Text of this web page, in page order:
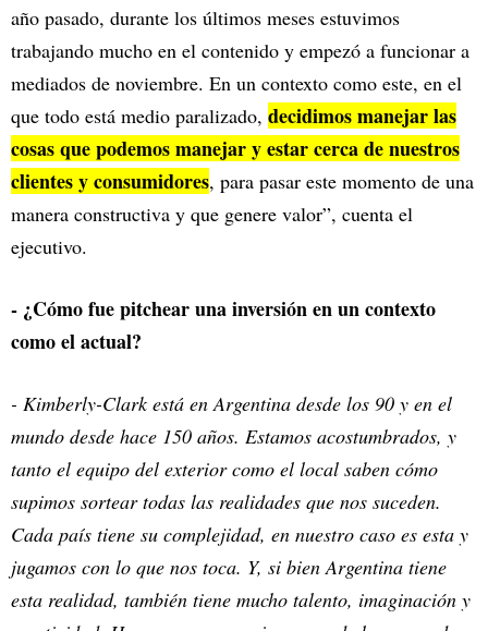
año pasado, durante los últimos meses estuvimos
trabajando mucho en el contenido y empezó a funcionar a
mediados de noviembre. En un contexto como este, en el
que todo está medio paralizado, decidimos manejar las
cosas que podemos manejar y estar cerca de nuestros
clientes y consumidores, para pasar este momento de una
manera constructiva y que genere valor”, cuenta el
ejecutivo.
- ¿Cómo fue pitchear una inversión en un contexto
como el actual?
- Kimberly-Clark está en Argentina desde los 90 y en el
mundo desde hace 150 años. Estamos acostumbrados, y
tanto el equipo del exterior como el local saben cómo
supimos sortear todas las realidades que nos suceden.
Cada país tiene su complejidad, en nuestro caso es esta y
jugamos con lo que nos toca. Y, si bien Argentina tiene
esta realidad, también tiene mucho talento, imaginación y